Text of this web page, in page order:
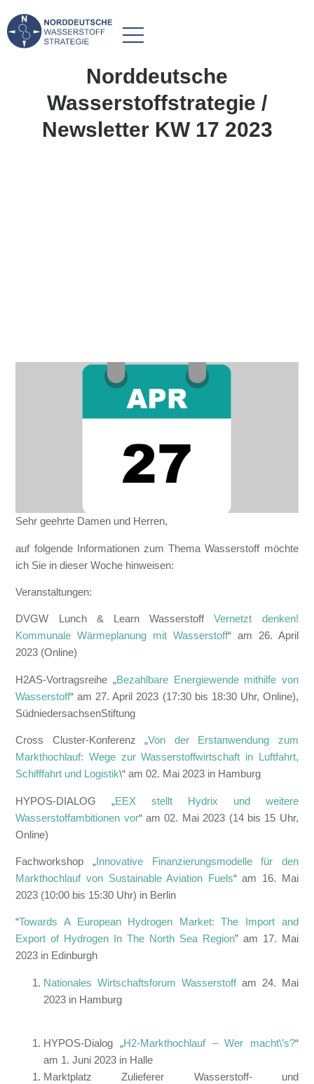
Norddeutsche
Wasserstoffstrategie /
Newsletter KW 17 2023
Sehr geehrte Damen und Herren,
auf folgende Informationen zum Thema Wasserstoff möchte
ich Sie in dieser Woche hinweisen:
Veranstaltungen:
DVGW Lunch & Learn WasserstoffVernetzt denken!
Kommunale Wärmeplanung mit Wasserstoff“ am 26. April
2023 (Online)
H2AS-Vortragsreihe „Bezahlbare Energiewende mithilfe von
Wasserstoff“ am 27. April 2023 (17:30 bis 18:30 Uhr, Online),
SüdniedersachsenStiftung
Cross Cluster-Konferenz „Von der Erstanwendung zum
Markthochlauf: Wege zur Wasserstoffwirtschaft in Luftfahrt,
Schifffahrt und Logistik\“ am 02. Mai 2023 in Hamburg
HYPOS-DIALOG „EEX stellt Hydrix und weitere
Wasserstoffambitionen vor“ am 02. Mai 2023 (14 bis 15 Uhr,
Online)
Fachworkshop „Innovative Finanzierungsmodelle für den
Markthochlauf von Sustainable Aviation Fuels“ am 16. Mai
2023 (10:00 bis 15:30 Uhr) in Berlin
“Towards A European Hydrogen Market: The Import and
Export of Hydrogen In The North Sea Region” am 17. Mai
2023 in Edinburgh
Nationales Wirtschaftsforum Wasserstoffam 24. Mai
2023 in Hamburg
HYPOS-Dialog „H2-Markthochlauf – Wer macht\’s?“
am 1. Juni 2023 in Halle
Marktplatz Zulieferer Wasserstoff- und